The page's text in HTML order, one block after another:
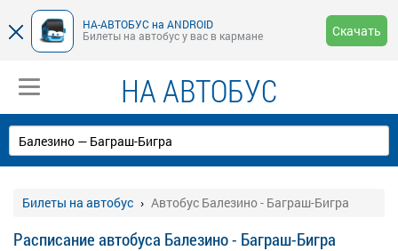
НА-АВТОБУС на ANDROID
Билеты на автобус у вас в кармане
Скачать
НА АВТОБУС
Билеты на автобус Автобус Балезино - Баграш-Бигра
Расписание автобуса Балезино - Баграш-Бигра